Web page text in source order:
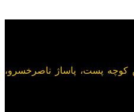
کوچه پست، پاساژ ناصرخسرو،